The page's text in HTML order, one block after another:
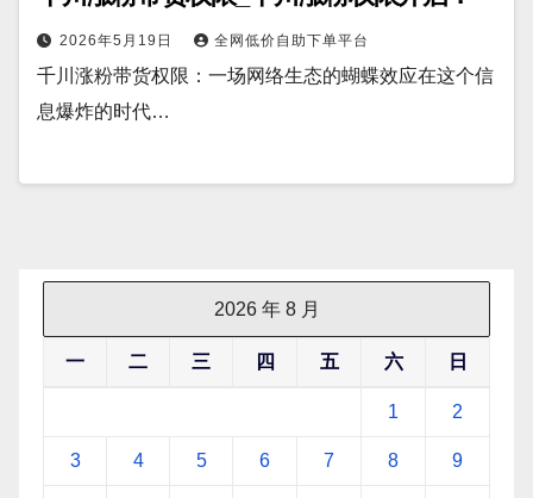
2026年5月19日 全网低价自助下单平台
千川涨粉带货权限：一场网络生态的蝴蝶效应在这个信
息爆炸的时代…
2026 年 8 月
一 二 三 四 五 六 日
1 2
3 4 5 6 7 8 9